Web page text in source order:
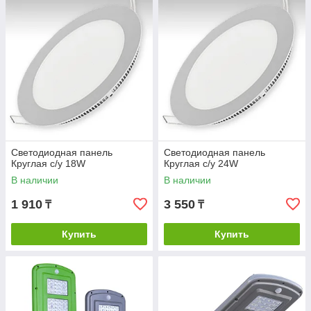
Светодиодная панель
Круглая с/у 18W
В наличии
1 910 ₸
Купить
Светодиодная панель
Круглая с/у 24W
В наличии
3 550 ₸
Купить